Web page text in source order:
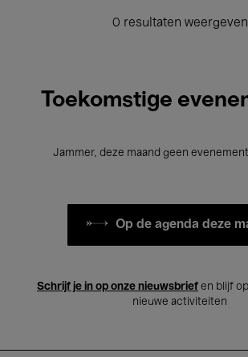
0 resultaten weergeven
Toekomstige
Jammer, deze maand geen
Op de agenda deze
Schrijf je in op onze nieuwsbrief en blijf
nieuwe activiteiten